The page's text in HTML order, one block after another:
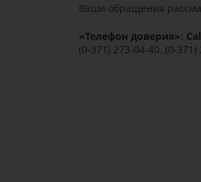
Ваши обращения
«Телефон доверия»:
(0-371) 273-04-40. (0-371)